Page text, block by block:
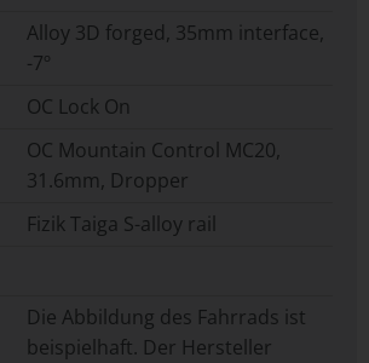
Alloy 3D forged, 35mm interface,
-7º
OC Lock On
OC Mountain Control MC20,
31.6mm, Dropper
Fizik Taiga S-alloy rail
Die Abbildung des Fahrrads ist
beispielhaft. Der Hersteller